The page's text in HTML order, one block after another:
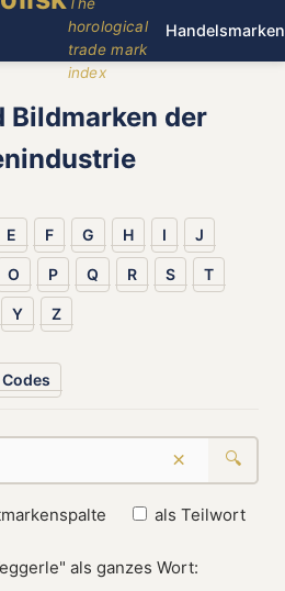
horological
trade mark
index
Handelsmarken
Bildmarken der
E F G H I J
O P Q R S T
Y Z
× 🔍
als Teilwort
als ganzes Wort: